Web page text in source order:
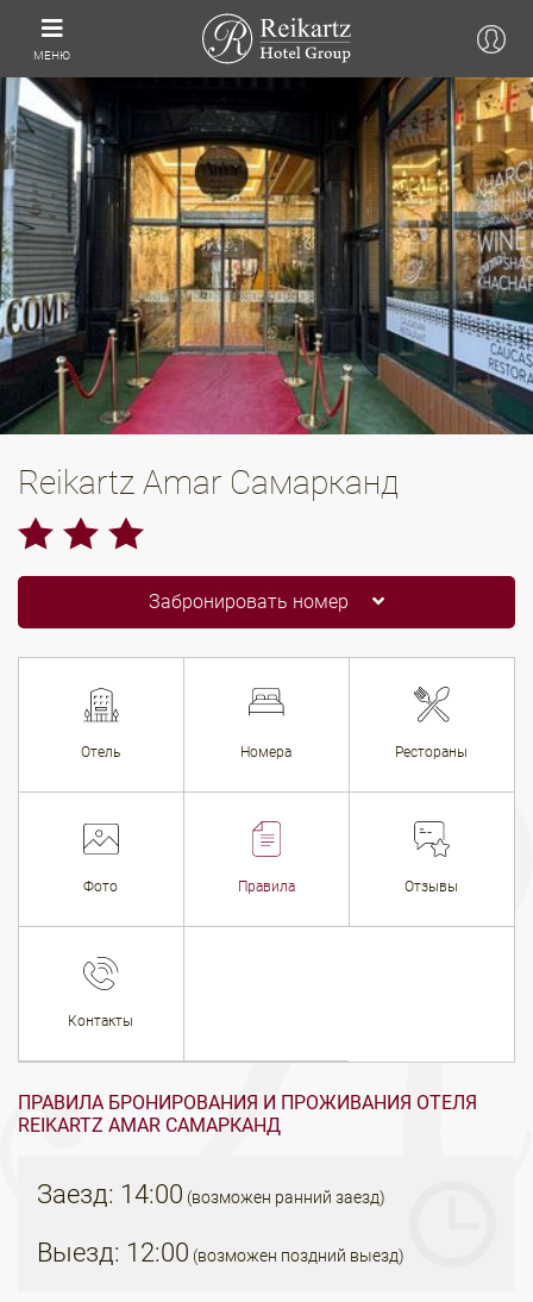
МЕНЮ
Reikartz Amar Самарканд
Забронировать номер
Отель Номера Рестораны
Фото Правила Отзывы
Контакты
ПРАВИЛА БРОНИРОВАНИЯ И ПРОЖИВАНИЯ ОТЕЛЯ
REIKARTZ AMAR САМАРКАНД
Заезд: 14:00 (возможен ранний заезд)
Выезд: 12:00 (возможен поздний выезд)